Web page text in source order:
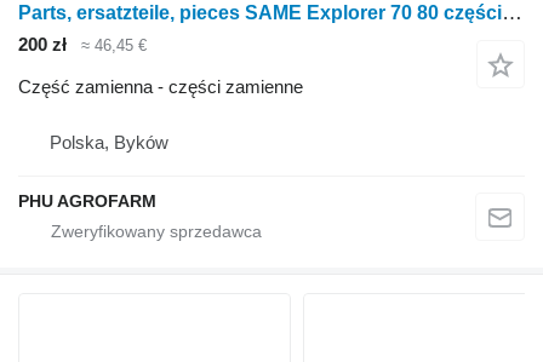
Parts, ersatzteile, pieces SAME Explorer 70 80 części, części zamienne, elementy do ciągnika kołowego SAME Explorer 70 80
200 zł ≈ 46,45 €
Część zamienna - części zamienne
Polska, Byków
PHU AGROFARM